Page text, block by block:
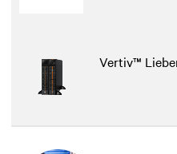
Vertiv™